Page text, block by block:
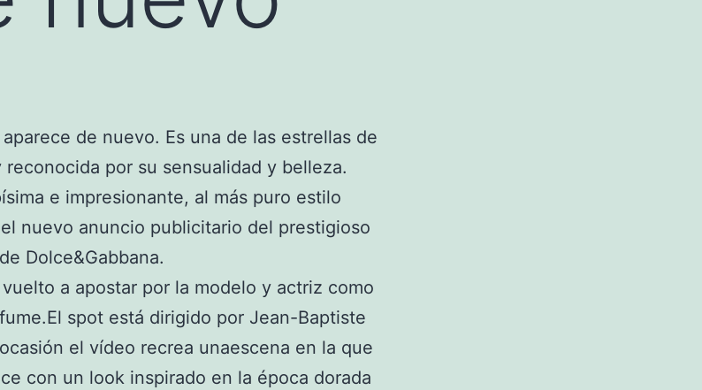
aparece de nuevo. Es una de las estrellas de
reconocida por su sensualidad y belleza.
e impresionante, al más puro estilo
nuevo anuncio publicitario del prestigioso
Dolce&Gabbana.
a apostar por la modelo y actriz como
spot está dirigido por Jean-Baptiste
el vídeo recrea unaescena en la que
con un look inspirado en la época dorada